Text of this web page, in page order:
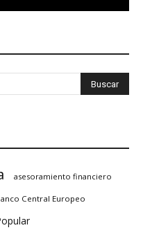
asesoramiento financiero
Central Europeo